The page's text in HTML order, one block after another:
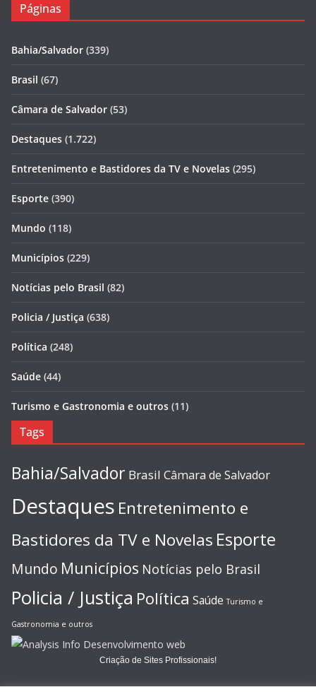
Páginas
Bahia/Salvador (339)
Brasil (67)
Câmara de Salvador (53)
Destaques (1.722)
Entretenimento e Bastidores da TV e Novelas (295)
Esporte (390)
Mundo (118)
Municípios (229)
Notícias pelo Brasil (82)
Policia / Justiça (638)
Política (248)
Saúde (44)
Turismo e Gastronomia e outros (11)
Tags
Bahia/Salvador Brasil Câmara de Salvador
Destaques Entretenimento e
Bastidores da TV e Novelas Esporte
Mundo Municípios Notícias pelo Brasil
Policia / Justiça Política Saúde Turismo e
Gastronomia e outros
Criação de Sites Profissionais!